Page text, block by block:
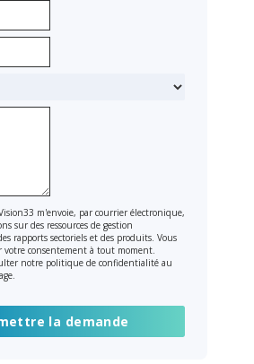
m'envoie, par courrier électronique,
sur des ressources de gestion
rapports sectoriels et des produits. Vous
votre consentement à tout moment.
notre politique de confidentialité au